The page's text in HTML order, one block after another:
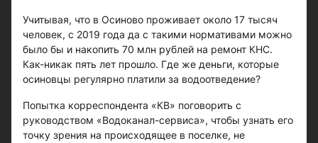
Учитывая, что в Осиново проживает около 17 тысяч
человек, с 2019 года да с такими нормативами можно
было бы и накопить 70 млн рублей на ремонт КНС.
Как-никак пять лет прошло. Где же деньги, которые
осиновцы регулярно платили за водоотведение?
Попытка корреспондента «КВ» поговорить с
руководством «Водоканал-сервиса», чтобы узнать его
точку зрения на происходящее в поселке, не